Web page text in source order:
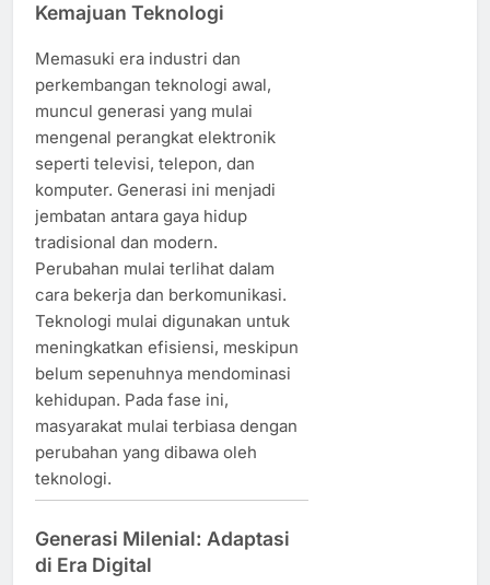
Kemajuan Teknologi
Memasuki era industri dan
perkembangan teknologi awal,
muncul generasi yang mulai
mengenal perangkat elektronik
seperti televisi, telepon, dan
komputer. Generasi ini menjadi
jembatan antara gaya hidup
tradisional dan modern.
Perubahan mulai terlihat dalam
cara bekerja dan berkomunikasi.
Teknologi mulai digunakan untuk
meningkatkan efisiensi, meskipun
belum sepenuhnya mendominasi
kehidupan. Pada fase ini,
masyarakat mulai terbiasa dengan
perubahan yang dibawa oleh
teknologi.
Generasi Milenial: Adaptasi
di Era Digital